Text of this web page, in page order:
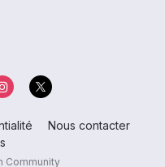
Nous contacter
Community